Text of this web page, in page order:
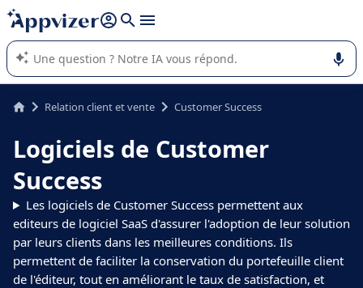
répondre (plusieurs lignes avec
L'IA de Appvizer vous guide dans l'utilisation ou la sélection de
logiciel SaaS en entreprise.
Relation client et vente Customer Success
Logiciels de Customer
Success
Les logiciels de Customer Success permettent aux
editeurs de logiciel SaaS d'assurer l'adoption de leur solution
par leurs clients dans les meilleures conditions. Ils
permettent de faciliter la conservation du portefeuille client
de l'éditeur, tout en améliorant le taux de satisfaction, et